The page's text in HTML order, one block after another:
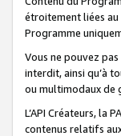
étroitement liées
Programme
Vous ne pouvez
interdit, ainsi qu’à
ou multimodaux de
L’API Créateurs, la
contenus relatifs